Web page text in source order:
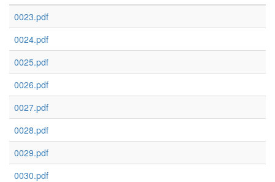
0023.pdf
0024.pdf
0025.pdf
0026.pdf
0027.pdf
0028.pdf
0029.pdf
0030.pdf